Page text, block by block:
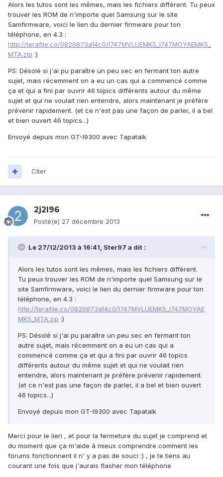
Alors les tutos sont les mêmes, mais les fichiers diffèrent. Tu peux
trouver les ROM de n'importe quel Samsung sur le site
Samfirmware, voici le lien du dernier firmware pour ton
téléphone, en 4.3 :
http://terafile.co/0826873a14c0/I747MVLUEMK5_I747MOYAEMK5_
MTA.zip :)
PS: Désolé si j'ai pu paraître un peu sec en fermant ton autre
sujet, mais récemment on a eu un cas qui a commencé comme
ça et qui a fini par ouvrir 46 topics différents autour du même
sujet et qui ne voulait rien entendre, alors maintenant je préfère
prévenir rapidement. (et ce n'est pas une façon de parler, il a bel
et bien ouvert 46 topics...)
Envoyé depuis mon GT-I9300 avec Tapatalk
Citer
2j2l96
Posté(e) 27 décembre 2013
Le 27/12/2013 à 16:41, Ster97 a dit :
Alors les tutos sont les mêmes, mais les fichiers diffèrent.
Tu peux trouver les ROM de n'importe quel Samsung sur le
site Samfirmware, voici le lien du dernier firmware pour ton
téléphone, en 4.3 :
http://terafile.co/0826873a14c0/I747MVLUEMK5_I747MOYAE
MK5_MTA.zip :)
PS: Désolé si j'ai pu paraître un peu sec en fermant ton
autre sujet, mais récemment on a eu un cas qui a
commencé comme ça et qui a fini par ouvrir 46 topics
différents autour du même sujet et qui ne voulait rien
entendre, alors maintenant je préfère prévenir rapidement.
(et ce n'est pas une façon de parler, il a bel et bien ouvert
46 topics...)
Envoyé depuis mon GT-I9300 avec Tapatalk
Merci pour le lien , et pour la fermeture du sujet je comprend et
du moment que ça m'aide à mieux comprendre comment les
forums fonctionnent il n' y a pas de souci :) , je te tiens au
courant une fois que j'aurais flasher mon téléphone